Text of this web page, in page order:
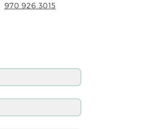
970.926.3015